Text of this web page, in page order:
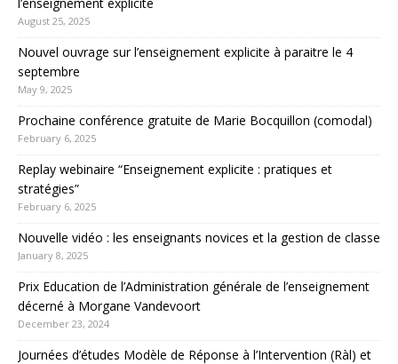
August 25, 2025
Nouvel ouvrage sur l’enseignement explicite à paraitre le 4
septembre
May 9, 2025
Prochaine conférence gratuite de Marie Bocquillon (comodal)
February 6, 2025
Replay webinaire “Enseignement explicite : pratiques et
stratégies”
February 6, 2025
Nouvelle vidéo : les enseignants novices et la gestion de classe
January 8, 2025
Prix Education de l’Administration générale de l’enseignement
décerné à Morgane Vandevoort
December 23, 2024
Journées d’études Modèle de Réponse à l’Intervention (Ràl) et